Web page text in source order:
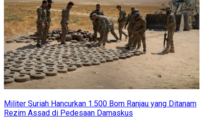
Militer Suriah Hancurkan 1.500 Bom Ranjau yang Ditanam
Rezim Assad di Pedesaan Damaskus